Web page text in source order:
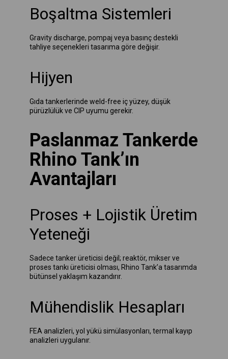
Boşaltma Sistemleri
Gravity discharge, pompaj veya basınç destekli
tahliye seçenekleri tasarıma göre değişir.
Hijyen
Gıda tankerlerinde weld-free iç yüzey, düşük
pürüzlülük ve CIP uyumu gerekir.
Paslanmaz Tankerde
Rhino Tank’ın
Avantajları
Proses + Lojistik Üretim
Yeteneği
Sadece tanker üreticisi değil; reaktör, mikser ve
proses tankı üreticisi olması, Rhino Tank’a tasarımda
bütünsel yaklaşım kazandırır.
Mühendislik Hesapları
FEA analizleri, yol yükü simülasyonları, termal kayıp
analizleri uygulanır.